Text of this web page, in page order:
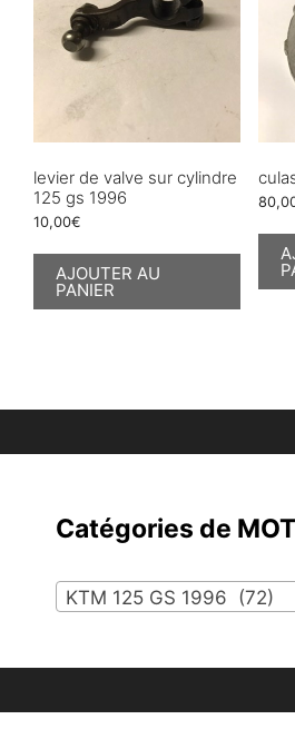
levier de valve sur cylindre
125 gs 1996
10,00€
AJOUTER AU
PANIER
Catégories de
KTM 125 GS 1996 (72)